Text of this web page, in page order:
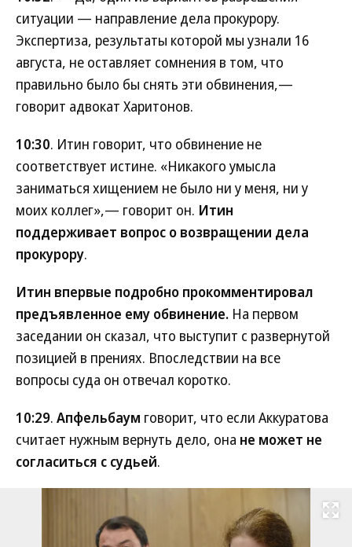
ситуации — направление дела прокурору.
Экспертиза, результаты которой мы узнали 16
августа, не оставляет сомнения в том, что
правильно было бы снять эти обвинения,—
говорит адвокат Харитонов.
10:30. Итин говорит, что обвинение не
соответствует истине. «Никакого умысла
заниматься хищением не было ни у меня, ни у
моих коллег»,— говорит он. Итин
поддерживает вопрос о возвращении дела
прокурору.
Итин впервые подробно прокомментировал
предъявленное ему обвинение. На первом
заседании он сказал, что выступит с развернутой
позицией в прениях. Впоследствии на все
вопросы суда он отвечал коротко.
10:29. Апфельбаум говорит, что если Аккуратова
считает нужным вернуть дело, она не может не
согласиться с судьей.
Развернуть